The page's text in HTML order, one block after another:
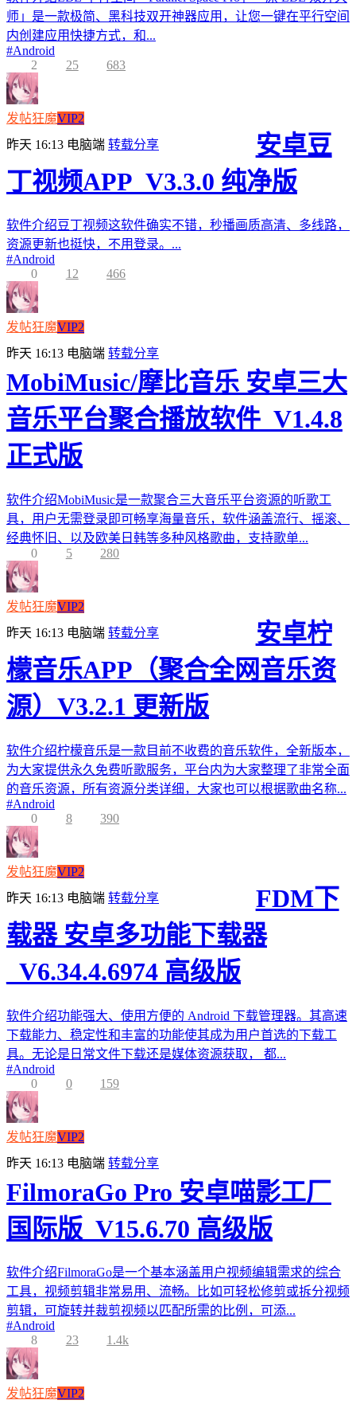
师」是一款极简、黑科技双开神器应用，让您一键在平行空间
内创建应用快捷方式，和...
#Android
2
25 683
发帖狂魔VIP2
昨天 16:13 电脑端 转载分享
安卓豆
丁视频APP_V3.3.0 纯净版
软件介绍豆丁视频这软件确实不错，秒播画质高清、多线路，
资源更新也挺快，不用登录。...
#Android
0
12 466
发帖狂魔VIP2
昨天 16:13 电脑端 转载分享
MobiMusic/摩比音乐 安卓三大
音乐平台聚合播放软件_V1.4.8
正式版
软件介绍MobiMusic是一款聚合三大音乐平台资源的听歌工
具，用户无需登录即可畅享海量音乐，软件涵盖流行、摇滚、
经典怀旧、以及欧美日韩等多种风格歌曲，支持歌单...
0
5 280
发帖狂魔VIP2
昨天 16:13 电脑端 转载分享
安卓柠
檬音乐APP（聚合全网音乐资
源）V3.2.1 更新版
软件介绍柠檬音乐是一款目前不收费的音乐软件，全新版本，
为大家提供永久免费听歌服务，平台内为大家整理了非常全面
的音乐资源，所有资源分类详细，大家也可以根据歌曲名称...
#Android
0
8 390
发帖狂魔VIP2
昨天 16:13 电脑端 转载分享
FDM下
载器 安卓多功能下载器
_V6.34.4.6974 高级版
软件介绍功能强大、使用方便的 Android 下载管理器。其高速
下载能力、稳定性和丰富的功能使其成为用户首选的下载工
具。无论是日常文件下载还是媒体资源获取， 都...
#Android
0
0 159
发帖狂魔VIP2
昨天 16:13 电脑端 转载分享
FilmoraGo Pro 安卓喵影工厂
国际版_V15.6.70 高级版
软件介绍FilmoraGo是一个基本涵盖用户视频编辑需求的综合
工具，视频剪辑非常易用、流畅。比如可轻松修剪或拆分视频
剪辑，可旋转并裁剪视频以匹配所需的比例，可添...
#Android
8
23 1.4k
发帖狂魔VIP2